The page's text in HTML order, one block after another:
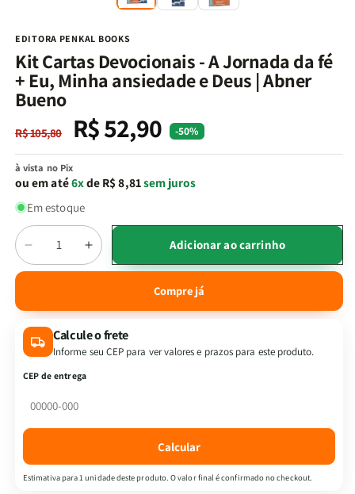
EDITORA PENKAL BOOKS
Kit Cartas Devocionais - A Jornada da fé
+ Eu, Minha ansiedade e Deus | Abner
Bueno
Preço
normal
R$ 105,80
Preço
promocional
R$ 52,90 -50%
à vista no Pix
ou em até6xde R$ 8,81sem juros
Em estoque
Quantidade
Diminuir
a
Kit
Cartas
Devocionais
Jornada
Eu,
Minha
Aumentar
a
quantidade
Kit
Cartas
Devocionais
Eu,
Minha
Adicionar ao carrinho
Compre já
Calcule o frete
Informe seu CEP para ver valores e prazos para este produto.
CEP de entrega
Calcular
Estimativa para 1 unidade deste produto. O valor final é confirmado no checkout.